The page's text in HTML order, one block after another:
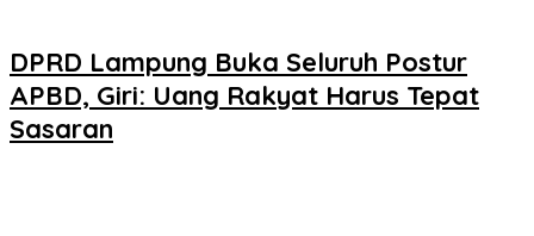
DPRD Lampung Buka Seluruh Postur
APBD, Giri: Uang Rakyat Harus Tepat
Sasaran